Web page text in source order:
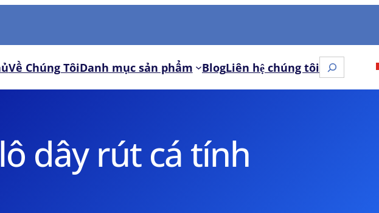
Về Chúng TôiDanh mục sản phẩm BlogLiên hệ chúng tôi Tìm
kiếm
dây rút cá tính